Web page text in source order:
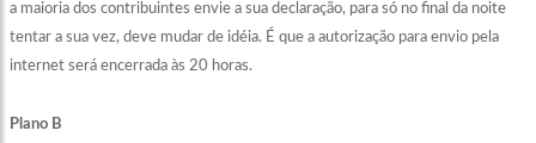
a maioria dos contribuintes envie a sua declaração, para só no final da noite
tentar a sua vez, deve mudar de idéia. É que a autorização para envio pela
internet será encerrada às 20 horas.
Plano B